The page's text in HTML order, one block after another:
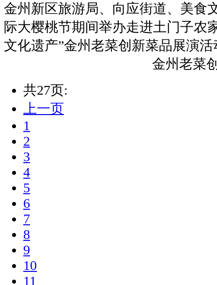
金州新区旅游局、向应街道、美食
际大樱桃节期间举办走进土门子农
文化遗产”金州老菜创新菜品展演活
金州老菜
共27页:
上一页
1
2
3
4
5
6
7
8
9
10
11